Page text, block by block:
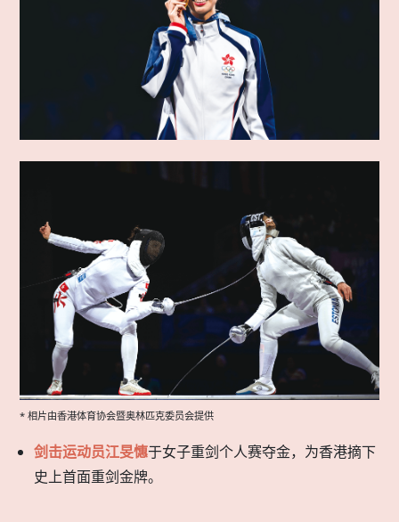
* 相片由香港体育协会暨奥林匹克委员会提供
剑击运动员江旻憓于女子重剑个人赛夺金，为香港摘下
史上首面重剑金牌。